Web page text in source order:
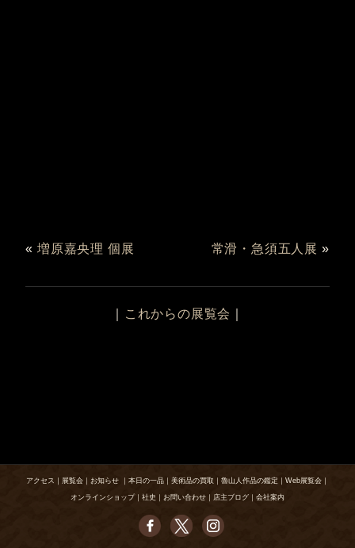
«増原嘉央理 個展 常滑・急須五人展 »
これからの展覧会
アクセス ｜ 展覧会 ｜ お知らせ ｜ 本日の一品 ｜ 美術品の買取 ｜ 魯山人作品の鑑定 ｜ Web展覧会 ｜
オンラインショップ｜ 社史 ｜ お問い合わせ ｜ 店主ブログ ｜ 会社案内